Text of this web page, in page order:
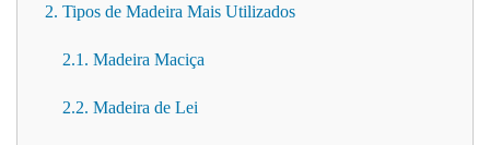
2. Tipos de Madeira Mais Utilizados
2.1. Madeira Maciça
2.2. Madeira de Lei